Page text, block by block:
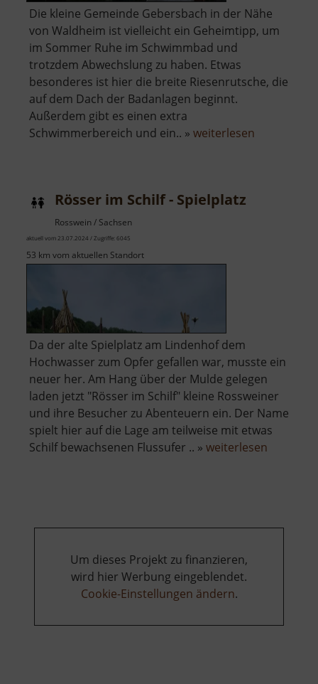
Die kleine Gemeinde Gebersbach in der Nähe
von Waldheim ist vielleicht ein Geheimtipp, um
im Sommer Ruhe im Schwimmbad und
trotzdem Abwechslung zu haben. Etwas
besonderes ist hier die breite Riesenrutsche, die
auf dem Dach der Badanlagen beginnt.
Außerdem gibt es einen extra
Schwimmerbereich und ein.. » weiterlesen
Rösser im Schilf - Spielplatz
Rosswein / Sachsen
aktuell vom 23.07.2024 / Zugriffe: 6045
53 km vom aktuellen Standort
Da der alte Spielplatz am Lindenhof dem
Hochwasser zum Opfer gefallen war, musste ein
neuer her. Am Hang über der Mulde gelegen
laden jetzt "Rösser im Schilf" kleine Rossweiner
und ihre Besucher zu Abenteuern ein. Der Name
spielt hier auf die Lage am teilweise mit etwas
Schilf bewachsenen Flussufer .. » weiterlesen
Spielplatz
Um dieses Projekt zu finanzieren,
wird hier Werbung eingeblendet.
Cookie-Einstellungen ändern.